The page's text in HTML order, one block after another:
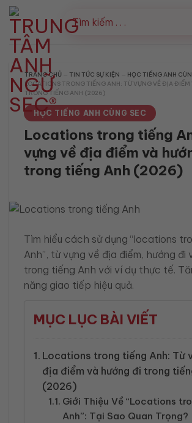
Bỏ
qua
nội
dung
TRANG CHỦ — TIN TỨC SỰ KIỆN — HỌC TIẾNG ANH
LOCATIONS TRONG TIẾNG ANH: TỪ VỰNG VỀ ĐỊA ĐIỂM
TRONG TIẾNG ANH (2026)
HỌC TIẾNG ANH CÙNG SEC
Locations trong tiếng
vựng về địa điểm và
trong tiếng Anh (2026)
Tìm hiểu cách sử dụng “locations
Anh”, từ vựng về địa điểm, hướng đi
trong tiếng Anh với ví dụ thực tế.
năng giao tiếp hiệu quả.
MỤC LỤC BÀI VIẾT
Locations trong tiếng Anh: Từ
địa điểm và hướng đi trong
(2026)
Giới Thiệu Về “Locations
Anh”: Tại Sao Quan Trọng?